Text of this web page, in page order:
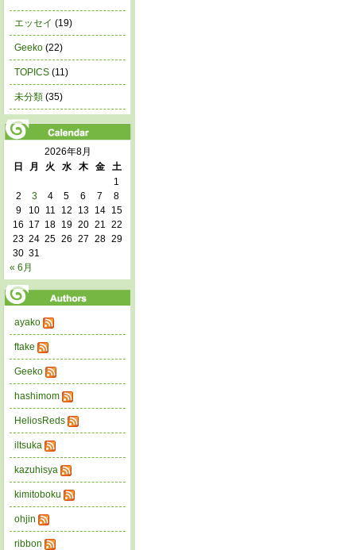
エッセイ (19)
Geeko (22)
TOPICS (11)
未分類 (35)
2026年8月
日
月 火 水 木 金
土
1
2
3 4 5 6 7
8
9
10 11 12 13 14
15
16 17 18 19 20 21 22
23 24 25 26 27 28 29
30 31
« 6月
ayako
ftake
Geeko
hashimom
HeliosReds
iltsuka
kazuhisya
kimitoboku
ohjin
ribbon